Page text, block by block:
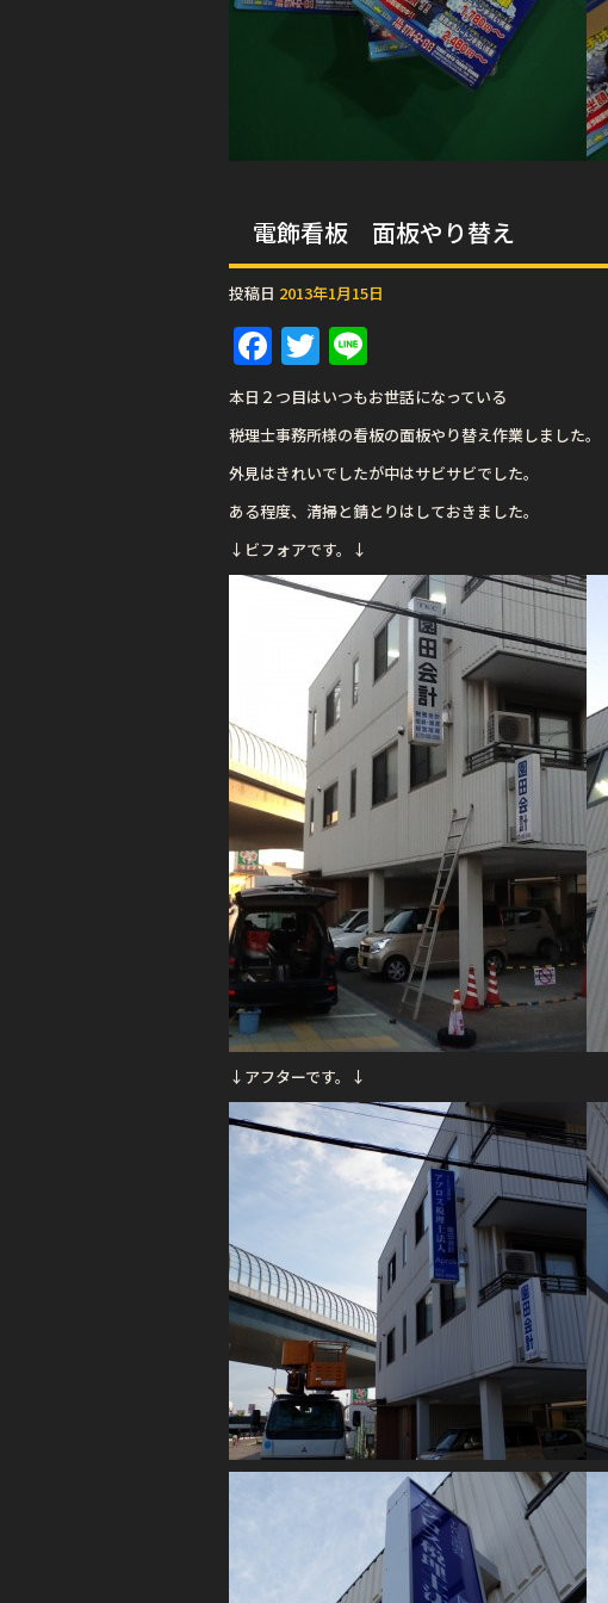
電飾看板 面板やり替え
投稿日 2013年1月15日
F
a
c
e
b
o
o
T
w
it
te
r
n
e
本日２つ目はいつもお世話になっている
税理士事務所様の看板の面板やり替え作業しました。
外見はきれいでしたが中はサビサビでした。
ある程度、清掃と錆とりはしておきました。
↓ビフォアです。↓
↓アフターです。↓